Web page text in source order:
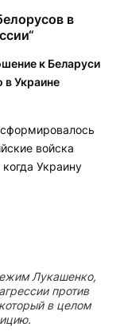
в
к Беларуси
в Украине
войска
Украину
Лукашенко,
против
в целом